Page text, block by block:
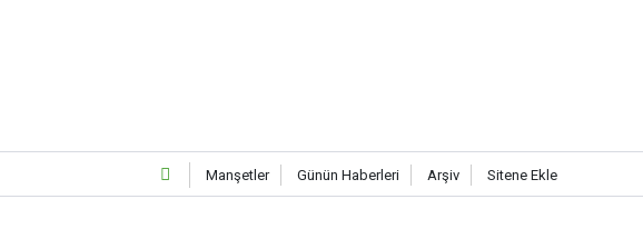
Manşetler Günün Haberleri Arşiv Sitene Ekle